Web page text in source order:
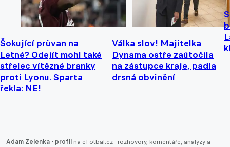
Šokující průvan na
Letné? Odejít mohl také
střelec vítězné branky
proti Lyonu. Sparta
řekla: NE!
Válka slov! Majitelka
Dynama ostře zaútočila
na zástupce kraje, padla
drsná obvinění
Adam Zelenka - profil na eFotbal.cz - rozhovory, komentáře, analýzy a